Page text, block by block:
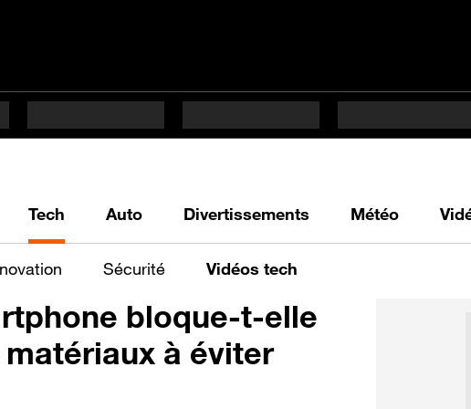
Tech Auto Divertissements Météo
Sécurité Vidéos tech
bloque-t-elle
à éviter